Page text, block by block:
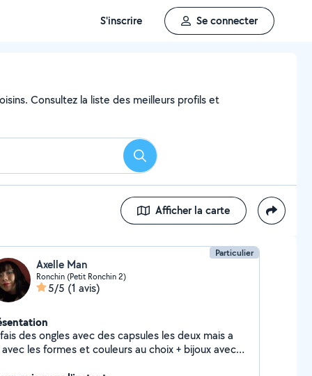
S'inscrire Se connecter
Consultez la liste des meilleurs profils et
Rechercher
Afficher la carte
Particulier
Axelle Man
Ronchin (Petit Ronchin 2)
5/5 (1 avis)
des ongles avec des capsules les deux mais a